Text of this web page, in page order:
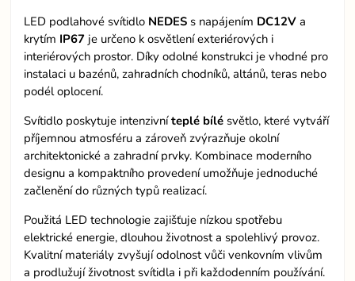
LED podlahové svítidlo NEDES s napájením DC12V a
krytím IP67 je určeno k osvětlení exteriérových i
interiérových prostor. Díky odolné konstrukci je vhodné pro
instalaci u bazénů, zahradních chodníků, altánů, teras nebo
podél oplocení.
Svítidlo poskytuje intenzivníteplé bílé světlo, které vytváří
příjemnou atmosféru a zároveň zvýrazňuje okolní
architektonické a zahradní prvky. Kombinace moderního
designu a kompaktního provedení umožňuje jednoduché
začlenění do různých typů realizací.
Použitá LED technologie zajišťuje nízkou spotřebu
elektrické energie, dlouhou životnost a spolehlivý provoz.
Kvalitní materiály zvyšují odolnost vůči venkovním vlivům
a prodlužují životnost svítidla i při každodenním používání.